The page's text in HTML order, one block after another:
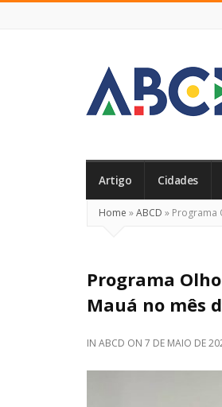
Real
Artigo Cidades
Home »ABCD » Programa
Programa
Mauá no mês
IN ABCD ON 7 DE MAIO DE